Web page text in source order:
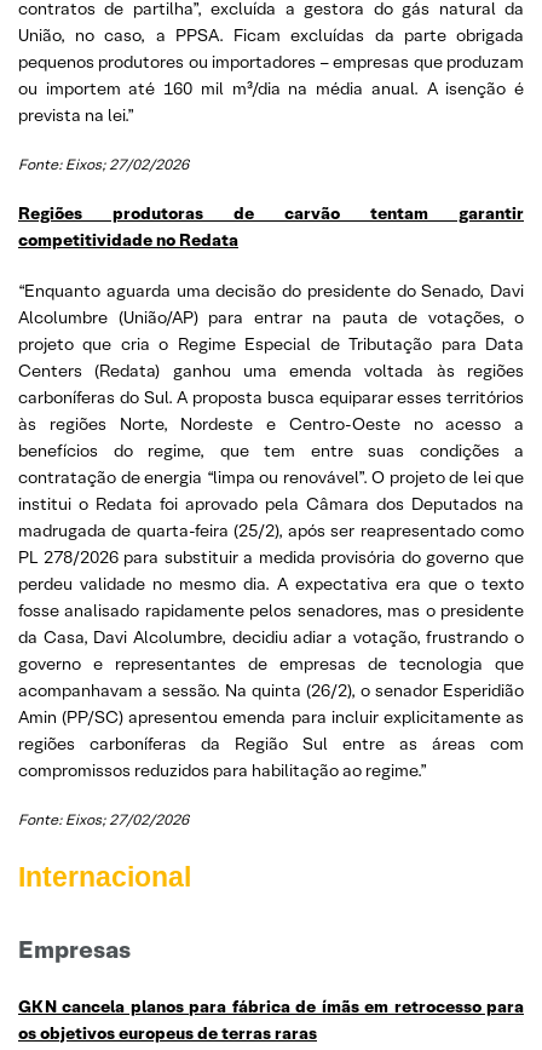
contratos de partilha”, excluída a gestora do gás natural da
União, no caso, a PPSA. Ficam excluídas da parte obrigada
pequenos produtores ou importadores – empresas que produzam
ou importem até 160 mil m³/dia na média anual. A isenção é
prevista na lei.”
Fonte: Eixos; 27/02/2026
Regiões produtoras de carvão tentam garantir
competitividade no Redata
“Enquanto aguarda uma decisão do presidente do Senado, Davi
Alcolumbre (União/AP) para entrar na pauta de votações, o
projeto que cria o Regime Especial de Tributação para Data
Centers (Redata) ganhou uma emenda voltada às regiões
carboníferas do Sul. A proposta busca equiparar esses territórios
às regiões Norte, Nordeste e Centro-Oeste no acesso a
benefícios do regime, que tem entre suas condições a
contratação de energia “limpa ou renovável”. O projeto de lei que
institui o Redata foi aprovado pela Câmara dos Deputados na
madrugada de quarta-feira (25/2), após ser reapresentado como
PL 278/2026 para substituir a medida provisória do governo que
perdeu validade no mesmo dia. A expectativa era que o texto
fosse analisado rapidamente pelos senadores, mas o presidente
da Casa, Davi Alcolumbre, decidiu adiar a votação, frustrando o
governo e representantes de empresas de tecnologia que
acompanhavam a sessão. Na quinta (26/2), o senador Esperidião
Amin (PP/SC) apresentou emenda para incluir explicitamente as
regiões carboníferas da Região Sul entre as áreas com
compromissos reduzidos para habilitação ao regime.”
Fonte: Eixos; 27/02/2026
Internacional
Empresas
GKN cancela planos para fábrica de ímãs em retrocesso para
os objetivos europeus de terras raras